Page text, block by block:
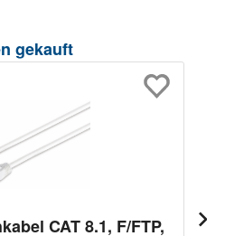
gekauft
CAT 8.1, F/FTP,